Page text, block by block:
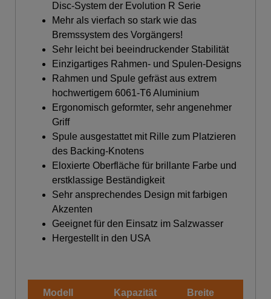
Disc-System der Evolution R Serie
Mehr als vierfach so stark wie das
Bremssystem des Vorgängers!
Sehr leicht bei beeindruckender Stabilität
Einzigartiges Rahmen- und Spulen-Designs
Rahmen und Spule gefräst aus extrem
hochwertigem 6061-T6 Aluminium
Ergonomisch geformter, sehr angenehmer
Griff
Spule ausgestattet mit Rille zum Platzieren
des Backing-Knotens
Eloxierte Oberfläche für brillante Farbe und
erstklassige Beständigkeit
Sehr ansprechendes Design mit farbigen
Akzenten
Geeignet für den Einsatz im Salzwasser
Hergestellt in den USA
Modell Kapazität Breite